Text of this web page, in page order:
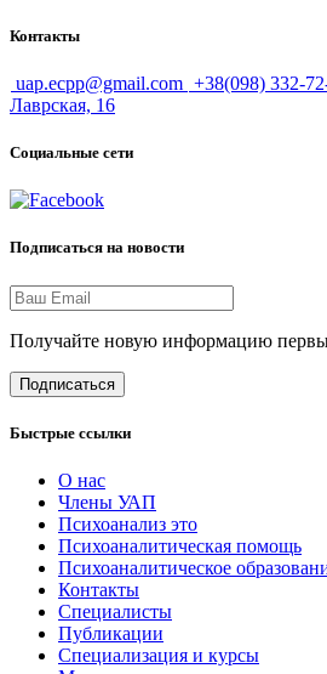
Контакты
uap.ecpp@gmail.com +38(098) 332-
Лаврская, 16
Социальные сети
Подписаться на новости
Получайте новую информацию
Подписаться
Быстрые ссылки
О нас
Члены УАП
Психоанализ это
Психоаналитическая помощь
Психоаналитическое
Контакты
Специалисты
Публикации
Специализация и курсы